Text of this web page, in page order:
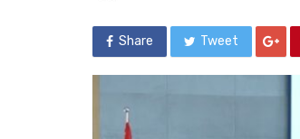
Share Tweet